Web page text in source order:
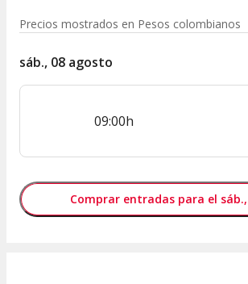
Precios mostrados en Pesos colombianos
sáb., 08 agosto
09:00h
Comprar entradas para el